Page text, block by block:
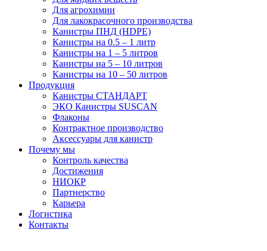
Для агрохимии
Для лакокрасочного производства
Канистры ПНД (HDPE)
Канистры на 0.5 – 1 литр
Канистры на 1 – 5 литров
Канистры на 5 – 10 литров
Канистры на 10 – 50 литров
Продукция
Канистры СТАНДАРТ
ЭКО Канистры SUSCAN
Флаконы
Контрактное производство
Аксессуары для канистр
Почему мы
Контроль качества
Достижения
НИОКР
Партнерство
Карьера
Логистика
Контакты